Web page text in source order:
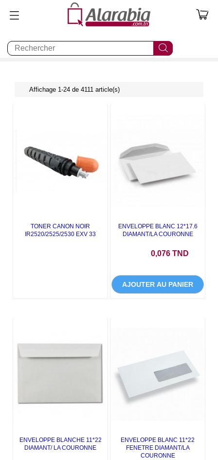
0
Affichage 1-24 de 4111 article(s)
TONER CANON NOIR
IR2520/2525/2530 EXV 33
ENVELOPPE BLANC 12*17.6
DIAMANT/LA COURONNE
0,076 TND
AJOUTER AU PANIER
ENVELOPPE BLANCHE 11*22
DIAMANT/ LA COURONNE
ENVELOPPE BLANC 11*22
FENETRE DIAMANT/LA
COURONNE